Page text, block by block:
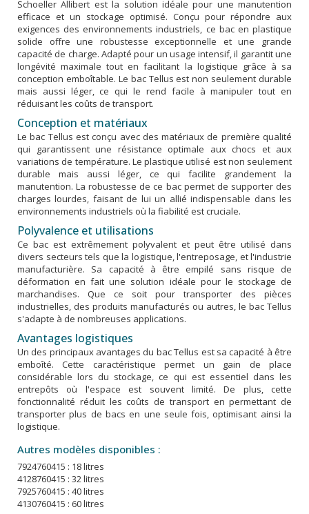
Schoeller Allibert est la solution idéale pour une manutention
efficace et un stockage optimisé. Conçu pour répondre aux
exigences des environnements industriels, ce bac en plastique
solide offre une robustesse exceptionnelle et une grande
capacité de charge. Adapté pour un usage intensif, il garantit une
longévité maximale tout en facilitant la logistique grâce à sa
conception emboîtable. Le bac Tellus est non seulement durable
mais aussi léger, ce qui le rend facile à manipuler tout en
réduisant les coûts de transport.
Conception et matériaux
Le bac Tellus est conçu avec des matériaux de première qualité
qui garantissent une résistance optimale aux chocs et aux
variations de température. Le plastique utilisé est non seulement
durable mais aussi léger, ce qui facilite grandement la
manutention. La robustesse de ce bac permet de supporter des
charges lourdes, faisant de lui un allié indispensable dans les
environnements industriels où la fiabilité est cruciale.
Polyvalence et utilisations
Ce bac est extrêmement polyvalent et peut être utilisé dans
divers secteurs tels que la logistique, l'entreposage, et l'industrie
manufacturière. Sa capacité à être empilé sans risque de
déformation en fait une solution idéale pour le stockage de
marchandises. Que ce soit pour transporter des pièces
industrielles, des produits manufacturés ou autres, le bac Tellus
s'adapte à de nombreuses applications.
Avantages logistiques
Un des principaux avantages du bac Tellus est sa capacité à être
emboîté. Cette caractéristique permet un gain de place
considérable lors du stockage, ce qui est essentiel dans les
entrepôts où l'espace est souvent limité. De plus, cette
fonctionnalité réduit les coûts de transport en permettant de
transporter plus de bacs en une seule fois, optimisant ainsi la
logistique.
Autres modèles disponibles :
7924760415 : 18 litres
4128760415 : 32 litres
7925760415 : 40 litres
4130760415 : 60 litres